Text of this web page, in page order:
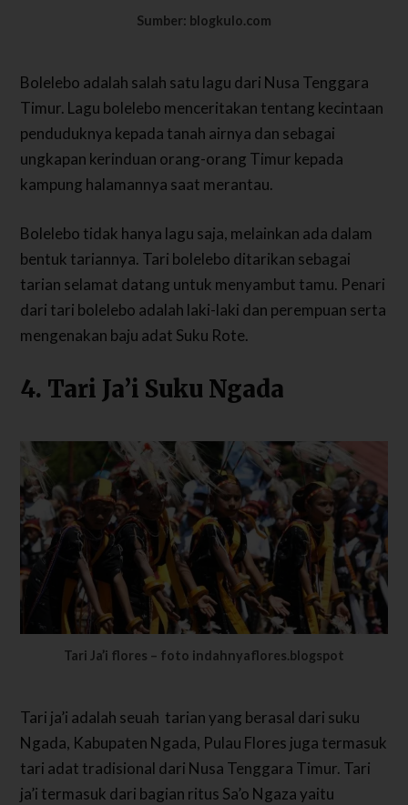
Sumber: blogkulo.com
Bolelebo adalah salah satu lagu dari Nusa Tenggara
Timur. Lagu bolelebo menceritakan tentang kecintaan
penduduknya kepada tanah airnya dan sebagai
ungkapan kerinduan orang-orang Timur kepada
kampung halamannya saat merantau.
Bolelebo tidak hanya lagu saja, melainkan ada dalam
bentuk tariannya. Tari bolelebo ditarikan sebagai
tarian selamat datang untuk menyambut tamu. Penari
dari tari bolelebo adalah laki-laki dan perempuan serta
mengenakan baju adat Suku Rote.
4. Tari Ja’i Suku Ngada
Tari Ja’i flores – foto indahnyaflores.blogspot
Tari ja’i adalah seuah tarian yang berasal dari suku
Ngada, Kabupaten Ngada, Pulau Flores juga termasuk
tari adat tradisional dari Nusa Tenggara Timur. Tari
ja’i termasuk dari bagian ritus Sa’o Ngaza yaitu